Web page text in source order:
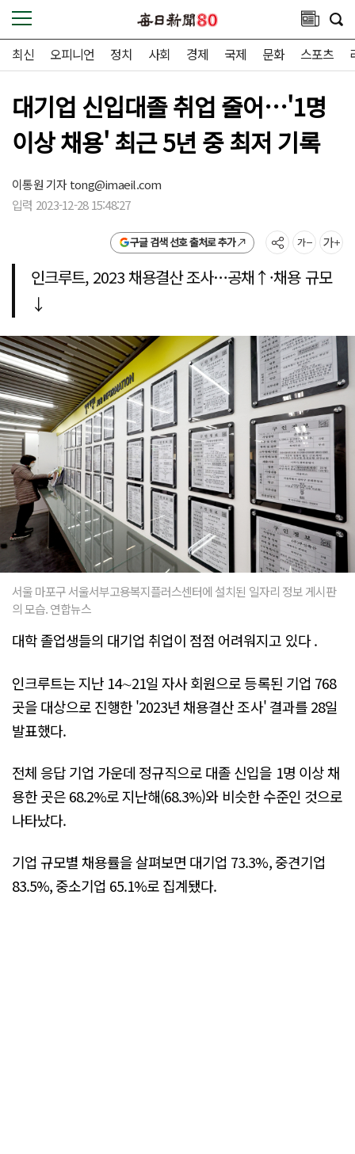
최신 오피니언 정치 사회 경제 국제 문화 스포츠
대기업 신입대졸 취업 줄어…'1명
이상 채용' 최근 5년 중 최저 기록
이통원 기자tong@imaeil.com
입력 2023-12-28 15:48:27
구글 검색 선호 출처로 추가
인크루트, 2023 채용결산 조사…공채↑·채용 규모
↓
서울 마포구 서울서부고용복지플러스센터에 설치된 일자리 정보 게시판
의 모습. 연합뉴스
대학 졸업생들의 대기업 취업이 점점 어려워지고 있다 .
인크루트는 지난 14∼21일 자사 회원으로 등록된 기업 768
곳을 대상으로 진행한 '2023년 채용결산 조사' 결과를 28일
발표했다.
전체 응답 기업 가운데 정규직으로 대졸 신입을 1명 이상 채
용한 곳은 68.2%로 지난해(68.3%)와 비슷한 수준인 것으로
나타났다.
기업 규모별 채용률을 살펴보면 대기업 73.3%, 중견기업
83.5%, 중소기업 65.1%로 집계됐다.